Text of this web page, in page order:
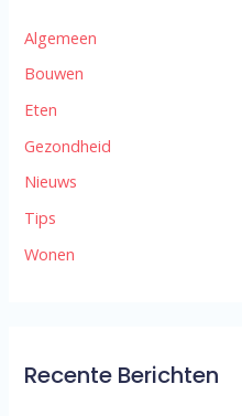
Algemeen
Bouwen
Eten
Gezondheid
Nieuws
Tips
Wonen
Recente Berichten